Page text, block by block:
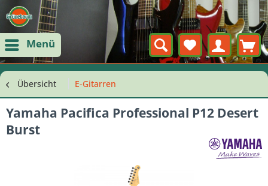
Menü
Übersicht E-Gitarren
Yamaha Pacifica Professional P12 Desert
Burst